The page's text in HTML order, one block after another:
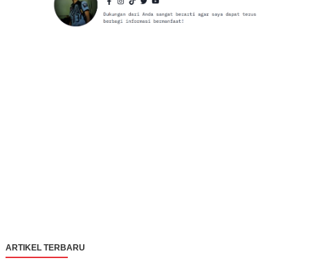
ARTIKEL TERBARU